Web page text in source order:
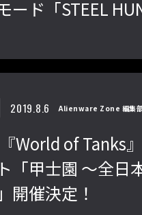
ード「STEEL
2019.8.6 Alienware Zone 編集
World of Tanks
「甲士園 ～全日
開催決定！